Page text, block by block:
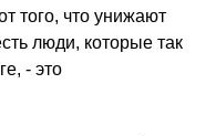
того, что унижают
люди, которые так
- это